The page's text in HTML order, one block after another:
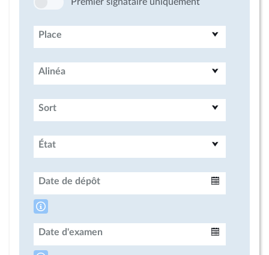
Place
Alinéa
Sort
État
Date de dépôt
Date d'examen